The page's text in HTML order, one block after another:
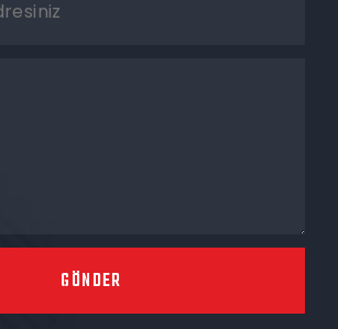
GÖNDER